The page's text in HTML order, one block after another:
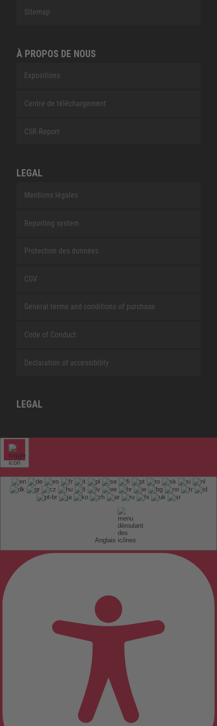
Sitemap
À PROPOS DE NOUS
Expositions
Centre de téléchargement
CSR-Report
LEGAL
Mentions légales
Reporting system
Protection des données
CGV
General terms and conditions of purchase
Code of Conduct
Declaration of accessibility
LEGAL
Anglais